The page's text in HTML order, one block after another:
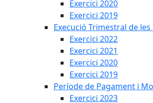
Exercici 2020
Exercici 2019
Execució Trimestral de
Exercici 2022
Exercici 2021
Exercici 2020
Exercici 2019
Període de Pagament i
Exercici 2023